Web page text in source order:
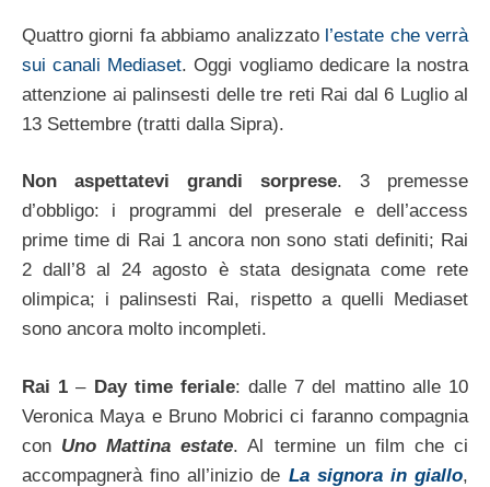
Quattro giorni fa abbiamo analizzato l’estate che verrà
sui canali Mediaset. Oggi vogliamo dedicare la nostra
attenzione ai palinsesti delle tre reti Rai dal 6 Luglio al
13 Settembre (tratti dalla Sipra).
Non aspettatevi grandi sorprese. 3 premesse
d’obbligo: i programmi del preserale e dell’access
prime time di Rai 1 ancora non sono stati definiti; Rai
2 dall’8 al 24 agosto è stata designata come rete
olimpica; i palinsesti Rai, rispetto a quelli Mediaset
sono ancora molto incompleti.
Rai 1 – Day time feriale: dalle 7 del mattino alle 10
Veronica Maya e Bruno Mobrici ci faranno compagnia
con Uno Mattina estate. Al termine un film che ci
accompagnerà fino all’inizio de La signora in giallo,